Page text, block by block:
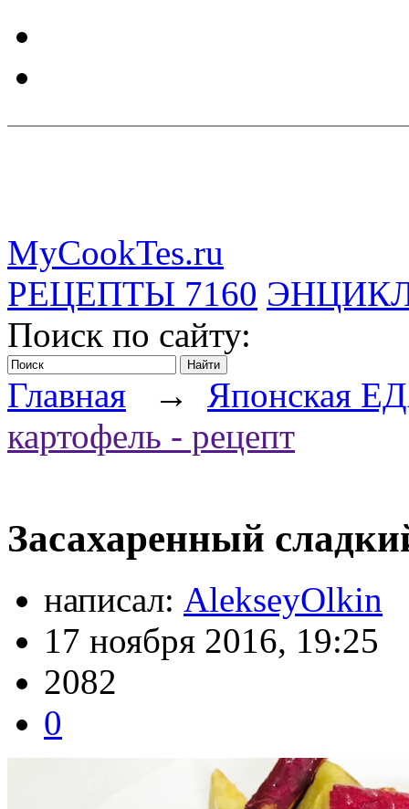
MyCookTes.ru
РЕЦЕПТЫ 7160
Поиск по сайту:
Главная → Японская
картофель - рецепт
Засахаренный
написал: AlekseyOlkin
17 ноября 2016, 19:25
2082
0